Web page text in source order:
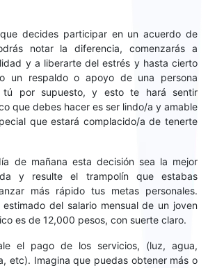
decides participar en un acuerdo de
notar la diferencia, comenzarás a
y a liberarte del estrés y hasta cierto
un respaldo o apoyo de una persona
tú por supuesto, y esto te hará sentir
que debes hacer es ser lindo/a y amable
que estará complacido/a de tenerte
de mañana esta decisión sea la mejor
y resulte el trampolín que estabas
más rápido tus metas personales.
del salario mensual de un joven
es de 12,000 pesos, con suerte claro.
el pago de los servicios, (luz, agua,
etc). Imagina que puedas obtener más o